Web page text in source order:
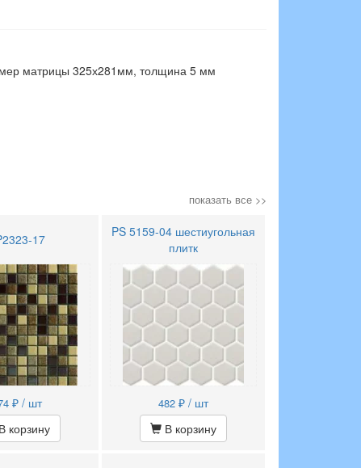
матрицы 325х281мм, толщина 5 мм
показать все >>
17
₽ / шт
корзину
PS 5159-04 шестиугольная
плитк
482₽ / шт
В корзину